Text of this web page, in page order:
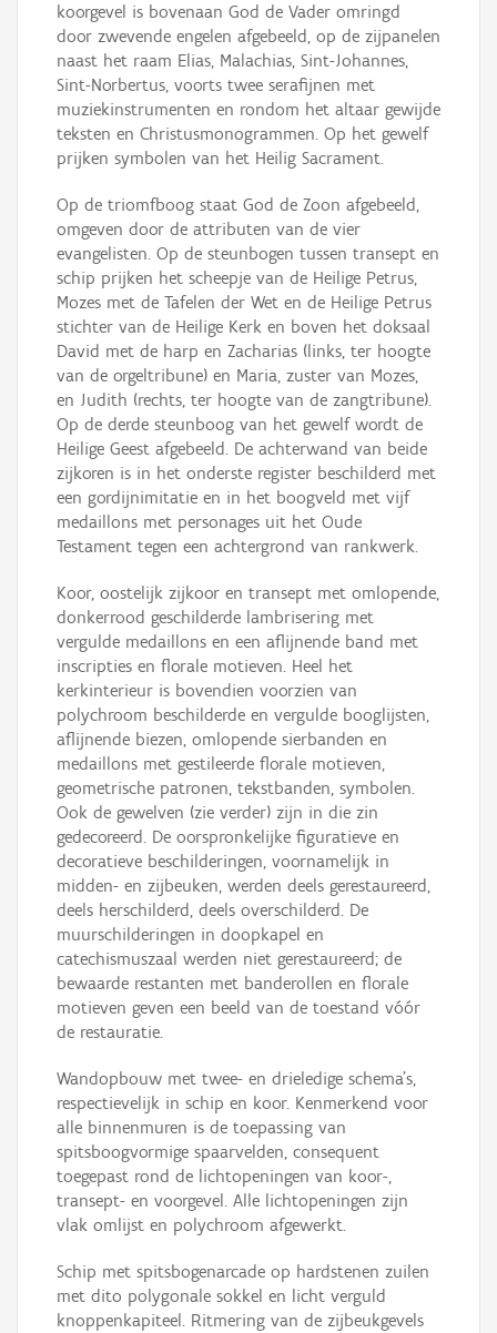
koorgevel is bovenaan God de Vader omringd
door zwevende engelen afgebeeld, op de zijpanelen
naast het raam Elias, Malachias, Sint-Johannes,
Sint-Norbertus, voorts twee serafijnen met
muziekinstrumenten en rondom het altaar gewijde
teksten en Christusmonogrammen. Op het gewelf
prijken symbolen van het Heilig Sacrament.
Op de triomfboog staat God de Zoon afgebeeld,
omgeven door de attributen van de vier
evangelisten. Op de steunbogen tussen transept en
schip prijken het scheepje van de Heilige Petrus,
Mozes met de Tafelen der Wet en de Heilige Petrus
stichter van de Heilige Kerk en boven het doksaal
David met de harp en Zacharias (links, ter hoogte
van de orgeltribune) en Maria, zuster van Mozes,
en Judith (rechts, ter hoogte van de zangtribune).
Op de derde steunboog van het gewelf wordt de
Heilige Geest afgebeeld. De achterwand van beide
zijkoren is in het onderste register beschilderd met
een gordijnimitatie en in het boogveld met vijf
medaillons met personages uit het Oude
Testament tegen een achtergrond van rankwerk.
Koor, oostelijk zijkoor en transept met omlopende,
donkerrood geschilderde lambrisering met
vergulde medaillons en een aflijnende band met
inscripties en florale motieven. Heel het
kerkinterieur is bovendien voorzien van
polychroom beschilderde en vergulde booglijsten,
aflijnende biezen, omlopende sierbanden en
medaillons met gestileerde florale motieven,
geometrische patronen, tekstbanden, symbolen.
Ook de gewelven (zie verder) zijn in die zin
gedecoreerd. De oorspronkelijke figuratieve en
decoratieve beschilderingen, voornamelijk in
midden- en zijbeuken, werden deels gerestaureerd,
deels herschilderd, deels overschilderd. De
muurschilderingen in doopkapel en
catechismuszaal werden niet gerestaureerd; de
bewaarde restanten met banderollen en florale
motieven geven een beeld van de toestand vóór
de restauratie.
Wandopbouw met twee- en drieledige schema’s,
respectievelijk in schip en koor. Kenmerkend voor
alle binnenmuren is de toepassing van
spitsboogvormige spaarvelden, consequent
toegepast rond de lichtopeningen van koor-,
transept- en voorgevel. Alle lichtopeningen zijn
vlak omlijst en polychroom afgewerkt.
Schip met spitsbogenarcade op hardstenen zuilen
met dito polygonale sokkel en licht verguld
knoppenkapiteel. Ritmering van de zijbeukgevels